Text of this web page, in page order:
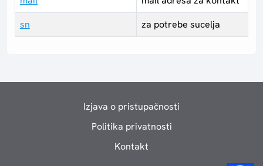
sn
za potrebe sucelja
Izjava o pristupačnosti
Politika privatnosti
Kontakt